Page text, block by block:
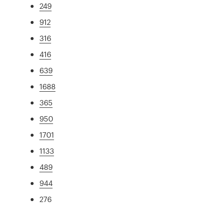
249
912
316
416
639
1688
365
950
1701
1133
489
944
276